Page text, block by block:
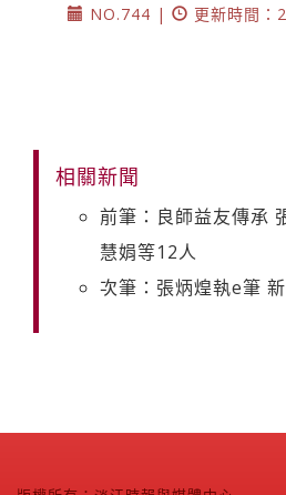
NO.744 |
更新時間
相關新聞
前筆：良師益友傳承
慧娟等12人
次筆：張炳煌執e筆